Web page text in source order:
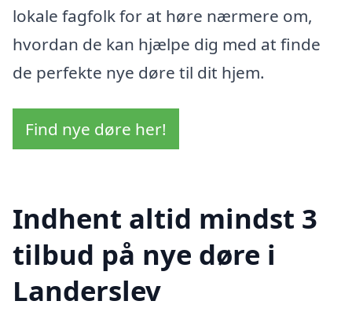
lokale fagfolk for at høre nærmere om,
hvordan de kan hjælpe dig med at finde
de perfekte nye døre til dit hjem.
Find nye døre her!
Indhent altid mindst 3
tilbud på nye døre i
Landerslev